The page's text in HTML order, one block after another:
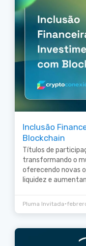
Inclusão
Blockchain
Títulos de
transformando o
oferecendo novas
liquidez e
Pluma Invitada•